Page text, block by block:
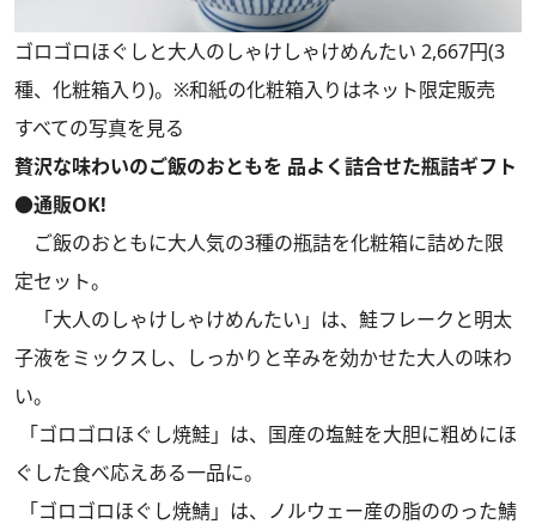
ゴロゴロほぐしと大人のしゃけしゃけめんたい 2,667円(3
種、化粧箱入り)。※和紙の化粧箱入りはネット限定販売
すべての写真を見る
贅沢な味わいのご飯のおともを 品よく詰合せた瓶詰ギフト
●通販OK!
ご飯のおともに大人気の3種の瓶詰を化粧箱に詰めた限
定セット。
「大人のしゃけしゃけめんたい」は、鮭フレークと明太
子液をミックスし、しっかりと辛みを効かせた大人の味わ
い。
「ゴロゴロほぐし焼鮭」は、国産の塩鮭を大胆に粗めにほ
ぐした食べ応えある一品に。
「ゴロゴロほぐし焼鯖」は、ノルウェー産の脂ののった鯖